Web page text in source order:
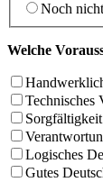
Noch
Welche
Technisches
Sorgfältigkeit
Logisches
Gutes